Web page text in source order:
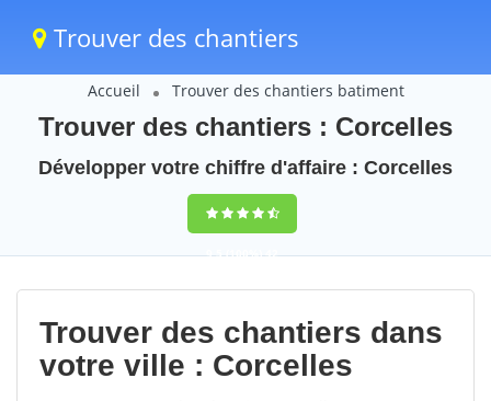
Trouver des chantiers
Accueil Trouver des chantiers batiment
Trouver des chantiers : Corcelles
Développer votre chiffre d'affaire : Corcelles
9,5(100%)42
votes
Trouver des chantiers dans
votre ville : Corcelles